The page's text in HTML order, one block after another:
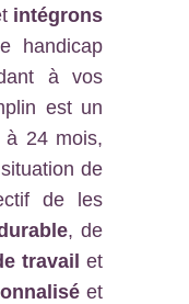
intégrons
handicap
à vos
est un
à 24 mois,
de
de les
, de
travail et
et